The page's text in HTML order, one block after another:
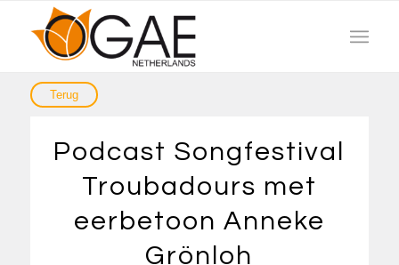
Podcast Songfestival
Troubadours met
eerbetoon Anneke
Grönloh